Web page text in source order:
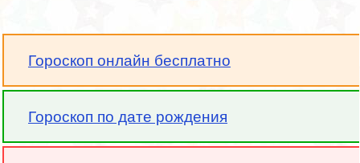
Гороскоп онлайн бесплатно
Гороскоп по дате рождения